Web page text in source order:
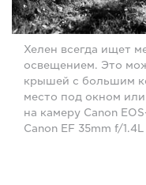
Хелен всегда ищет
освещением. Это
крышей с большим
место под окном
на камеру Canon
Canon EF 35mm f/